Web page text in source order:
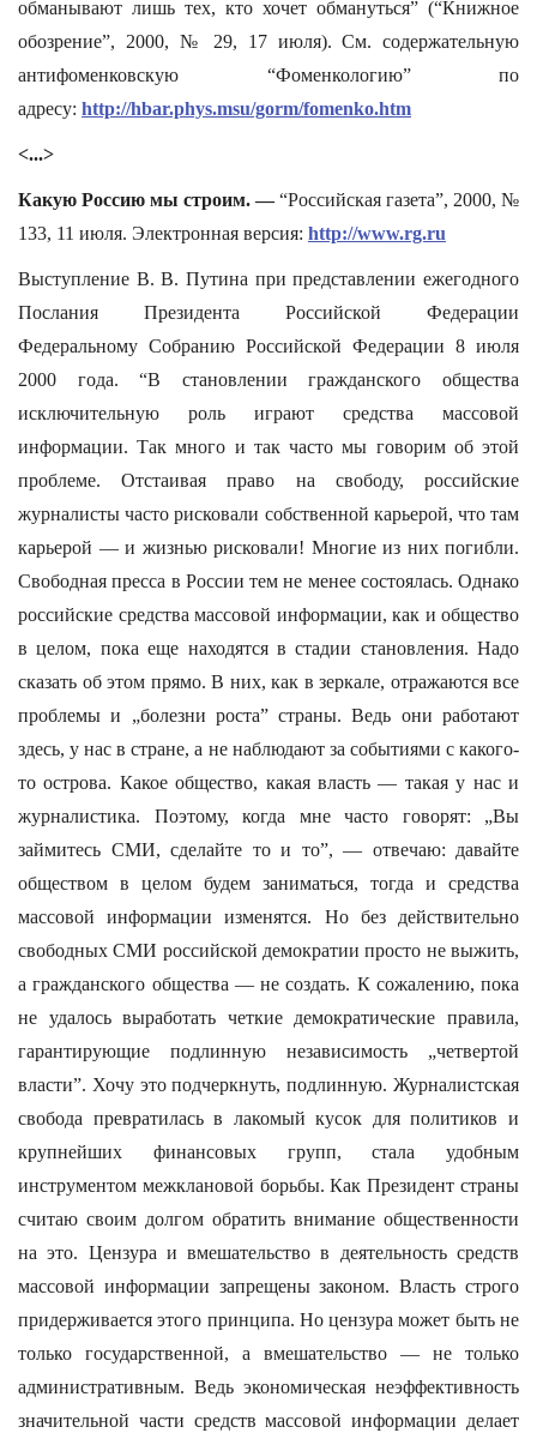
обманывают лишь тех, кто хочет обмануться” (“Книжное
обозрение”, 2000, № 29, 17 июля). См. содержательную
антифоменковскую “Фоменкологию” по
адресу: http://hbar.phys.msu/gorm/fomenko.htm
<...>
Какую Россию мы строим. —“Российская газета”, 2000, №
133, 11 июля. Электронная версия: http://www.rg.ru
Выступление В. В. Путина при представлении ежегодного
Послания Президента Российской Федерации
Федеральному Собранию Российской Федерации 8 июля
2000 года. “В становлении гражданского общества
исключительную роль играют средства массовой
информации. Так много и так часто мы говорим об этой
проблеме. Отстаивая право на свободу, российские
журналисты часто рисковали собственной карьерой, что там
карьерой — и жизнью рисковали! Многие из них погибли.
Свободная пресса в России тем не менее состоялась. Однако
российские средства массовой информации, как и общество
в целом, пока еще находятся в стадии становления. Надо
сказать об этом прямо. В них, как в зеркале, отражаются все
проблемы и „болезни роста” страны. Ведь они работают
здесь, у нас в стране, а не наблюдают за событиями с какого-
то острова. Какое общество, какая власть — такая у нас и
журналистика. Поэтому, когда мне часто говорят: „Вы
займитесь СМИ, сделайте то и то”, — отвечаю: давайте
обществом в целом будем заниматься, тогда и средства
массовой информации изменятся. Но без действительно
свободных СМИ российской демократии просто не выжить,
а гражданского общества — не создать. К сожалению, пока
не удалось выработать четкие демократические правила,
гарантирующие подлинную независимость „четвертой
власти”. Хочу это подчеркнуть, подлинную. Журналистская
свобода превратилась в лакомый кусок для политиков и
крупнейших финансовых групп, стала удобным
инструментом межклановой борьбы. Как Президент страны
считаю своим долгом обратить внимание общественности
на это. Цензура и вмешательство в деятельность средств
массовой информации запрещены законом. Власть строго
придерживается этого принципа. Но цензура может быть не
только государственной, а вмешательство — не только
административным. Ведь экономическая неэффективность
значительной части средств массовой информации делает